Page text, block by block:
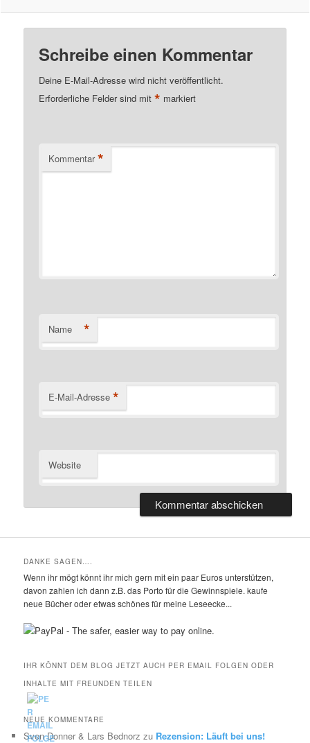
Schreibe einen Kommentar
Deine E-Mail-Adresse wird nicht veröffentlicht.
Erforderliche Felder sind mit* markiert
Kommentar *
Name *
E-Mail-Adresse *
Website
DANKE SAGEN….
Wenn ihr mögt könnt ihr mich gern mit ein paar Euros unterstützen,
davon zahlen ich dann z.B. das Porto für die Gewinnspiele. kaufe
neue Bücher oder etwas schönes für meine Leseecke...
IHR KÖNNT DEM BLOG JETZT AUCH PER EMAIL FOLGEN ODER
INHALTE MIT FREUNDEN TEILEN
NEUE KOMMENTARE
Sven Donner & Lars Bednorz zu Rezension: Läuft bei uns!